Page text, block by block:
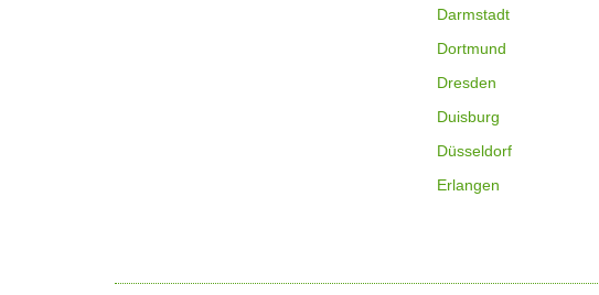
Darmstadt
Dortmund
Dresden
Duisburg
Düsseldorf
Erlangen